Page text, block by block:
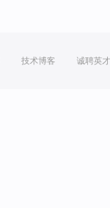
技术博客 诚聘英才